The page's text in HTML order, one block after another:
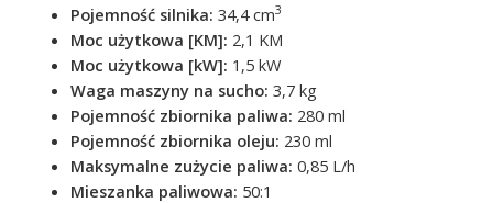
Pojemność silnika: 34,4 cm3
Moc użytkowa [KM]: 2,1 KM
Moc użytkowa [kW]: 1,5 kW
Waga maszyny na sucho: 3,7 kg
Pojemność zbiornika paliwa: 280 ml
Pojemność zbiornika oleju: 230 ml
Maksymalne zużycie paliwa: 0,85 L/h
Mieszanka paliwowa: 50:1